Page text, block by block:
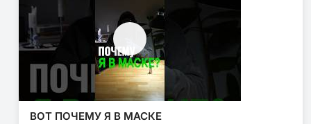
ВОТ ПОЧЕМУ Я В МАСКЕ